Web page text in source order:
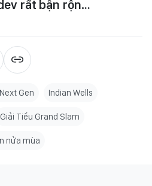
rất bận rộn…
Gen Indian Wells
Giải Tiểu Grand Slam
nửa mùa